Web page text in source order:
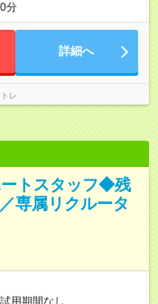
分
詳細へ
レ
ートスタッフ◆残
専属リクルータ
用期間】試用期間なし